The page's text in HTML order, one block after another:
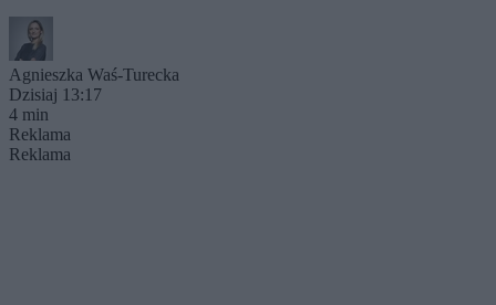
Agnieszka Waś-Turecka
Dzisiaj 13:17
4 min
Reklama
Reklama